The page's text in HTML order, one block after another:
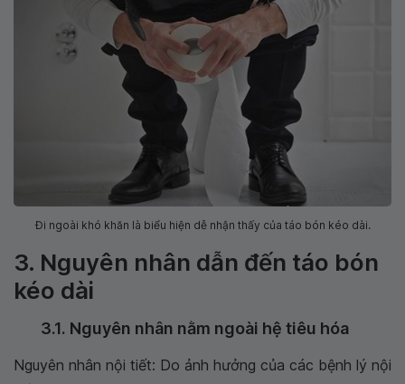
Đi ngoài khó khăn là biểu hiện dễ nhận thấy của táo bón kéo dài.
3. Nguyên nhân dẫn đến táo bón
kéo dài
3.1. Nguyên nhân nằm ngoài hệ tiêu hóa
Nguyên nhân nội tiết: Do ảnh hưởng của các bệnh lý nội